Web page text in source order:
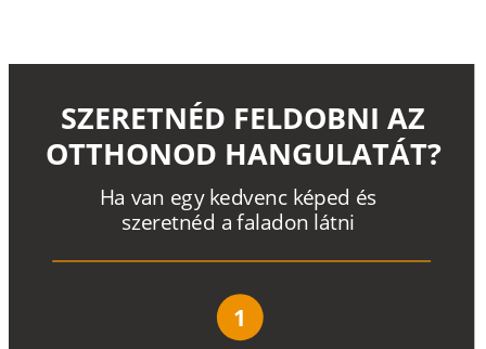
Ha van egy kedvenc képed és
szeretnéd a faladon látni
SZERETNÉD FELDOBNI AZ
OTTHONOD HANGULATÁT?
1